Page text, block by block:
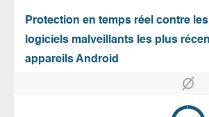
Protection en temps réel contre
logiciels malveillants les plus
appareils Android